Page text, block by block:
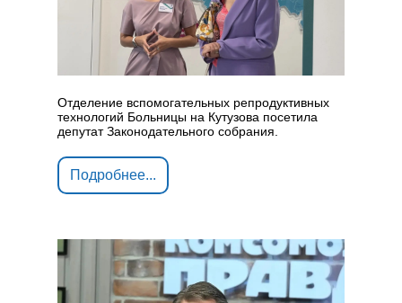
Отделение вспомогательных репродуктивных
технологий Больницы на Кутузова посетила
депутат Законодательного собрания.
Подробнее...